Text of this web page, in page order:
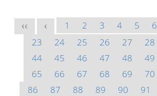
<< < 1 2 3 4 5 6
23
24 25 26 27 28
44
45 46 47 48 49
65
66 67 68 69 70
86
87 88 89 90 91